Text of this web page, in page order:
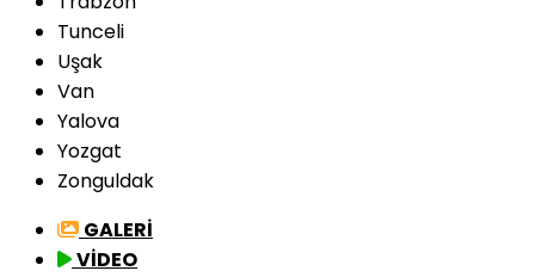
Tunceli
Uşak
Van
Yalova
Yozgat
Zonguldak
GALERİ
VİDEO